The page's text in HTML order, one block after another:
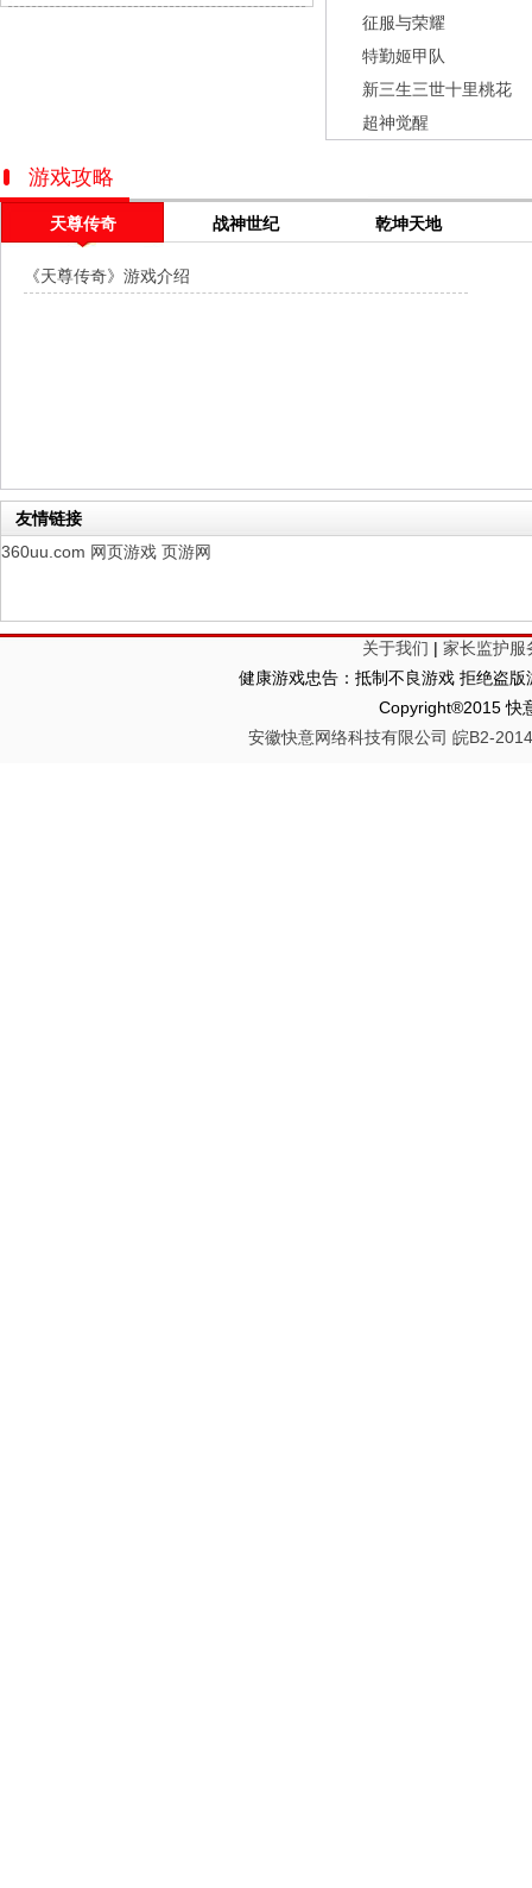
征服与荣耀
天空的魔幻城 每日新服
今日 10:00点
斩魔问道
每日新服
今日 10:00点
灵魂契约
每日新服
权力的游戏
新服新服 今日 9:00
征服与荣耀
特勤姬甲队
新三生三世十里桃花
超神觉醒
游戏攻略
天尊传奇 战神世纪 乾坤天地
《天尊传奇》游戏介绍
友情链接
360uu.com 网页游戏 页游网
关于我们 | 家长监护服
健康游戏忠告：抵制不良游戏 拒绝盗
Copyright®2015 快
安徽快意网络科技有限公司 皖B2-